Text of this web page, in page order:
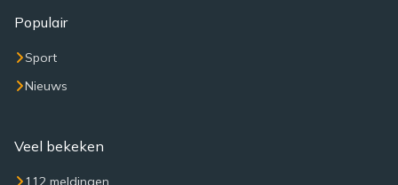
Populair
Sport
Nieuws
Veel bekeken
112 meldingen